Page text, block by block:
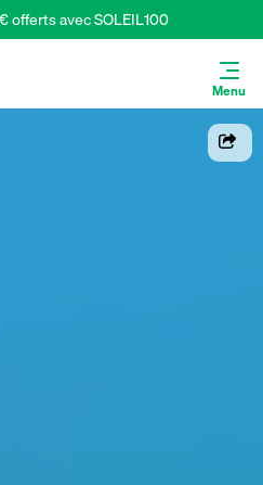
offerts avec SOLEIL100
Menu